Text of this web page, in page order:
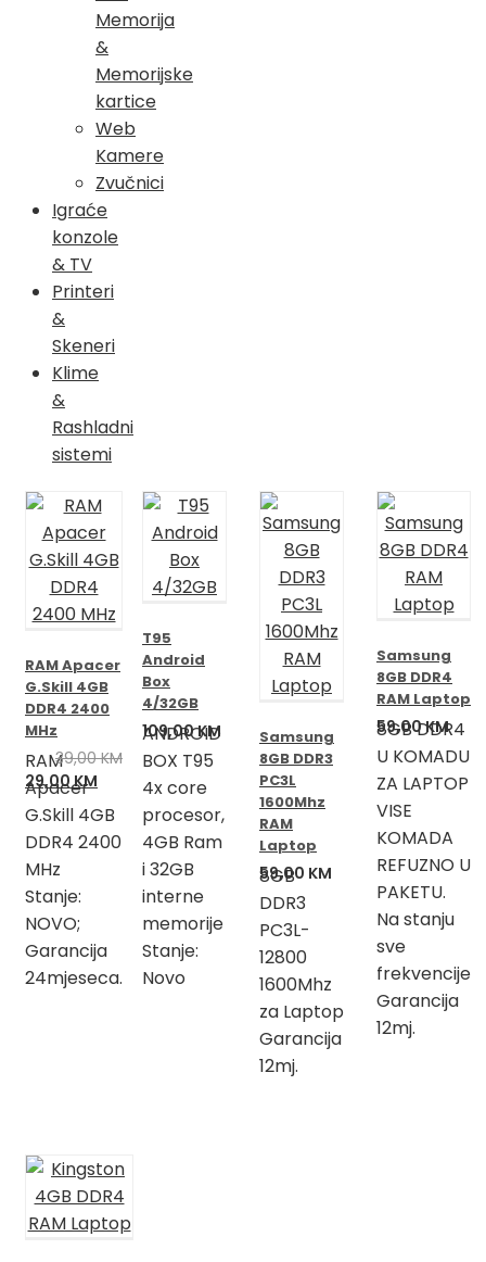
Memorija
&
Memorijske
kartice
Web
Kamere
Zvučnici
Igraće
konzole
& TV
Printeri
&
Skeneri
Klime
&
Rashladni
sistemi
RAM Apacer
G.Skill 4GB
DDR4 2400
MHz
39,00KM
Izvorna
cijena
bila
je:
39,00 KM.
29,00KM Trenutna
je:
29,00 KM.
RAM
Apacer
G.Skill 4GB
DDR4 2400
MHz
Stanje:
NOVO;
Garancija
24mjeseca.
T95
Android
Box
4/32GB
109,00KM
ANDROID
BOX T95
4x core
procesor,
4GB Ram
i 32GB
interne
memorije
Stanje:
Novo
Samsung
8GB DDR3
PC3L
1600Mhz
RAM
Laptop
59,00 KM
8GB
DDR3
PC3L-
12800
1600Mhz
za Laptop
Garancija
12mj.
Samsung
8GB DDR4
RAM Laptop
59,00KM
8GB DDR4
U KOMADU
ZA LAPTOP
VISE
KOMADA
REFUZNO U
PAKETU.
Na stanju
sve
frekvencije
Garancija
12mj.